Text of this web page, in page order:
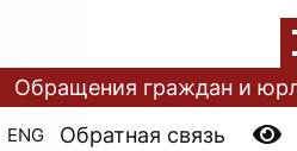
ENG Обратная связь
Обращения граждан и